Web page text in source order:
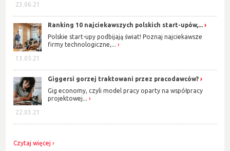
23.06.21
13.05.21
Ranking 10 najciekawszych polskich start-upów,...
Polskie start-upy podbijają świat! Poznaj najciekawsze
firmy technologiczne,...
22.03.21
Giggersi gorzej traktowani przez pracodawców?
Gig economy, czyli model pracy oparty na współpracy
projektowej...
Czytaj więcej